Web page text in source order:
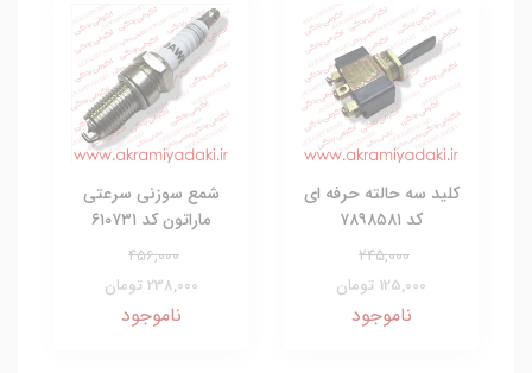
کلید سه حالته حرفه ای
کد ۷۸۹۸۵۸۱
245,000
125,000 تومان
ناموجود
شمع سوزنی سرعتی
ماراتون کد ۶۱۰۷۳۱
456,000
238,000 تومان
ناموجود